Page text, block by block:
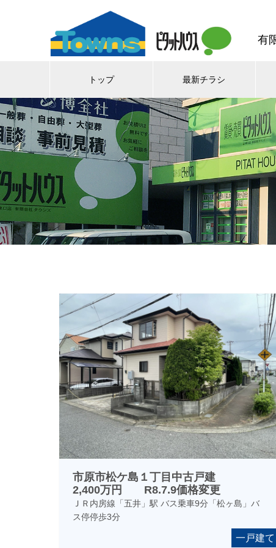
有
トップ 最新チラシ
市原市松ケ島１丁目中古戸建
2,400万円 R8.7.9価格変更
ＪＲ内房線「五井」駅 バス乗車9分「松ヶ島」バ
ス停停歩3分
一戸建て